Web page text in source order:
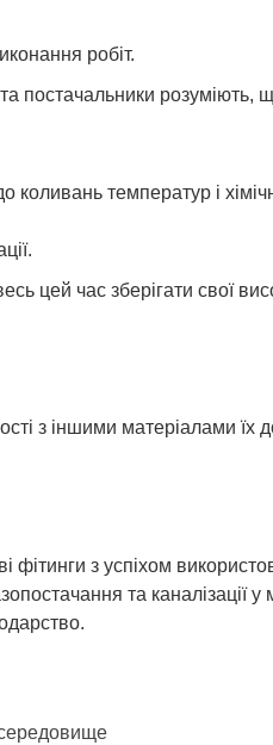
робіт.
постачальники розуміють,
коливань температур і
цей час зберігати свої
з іншими матеріалами їх
фітинги з успіхом
та каналізації у